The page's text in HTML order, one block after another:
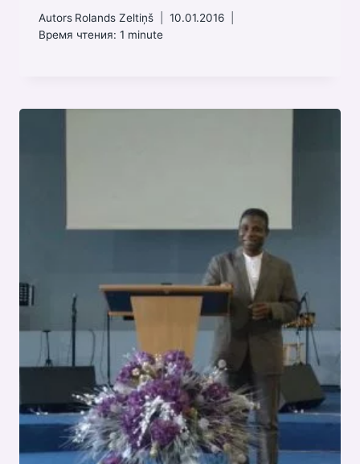
Autors Rolands Zeltiņš
10.01.2016
Время чтения: 1 minute